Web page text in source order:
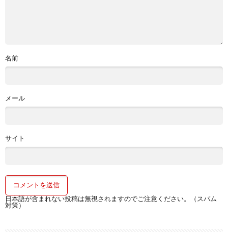
名前
メール
サイト
日本語が含まれない投稿は無視されますのでご注意ください。（スパム
対策）